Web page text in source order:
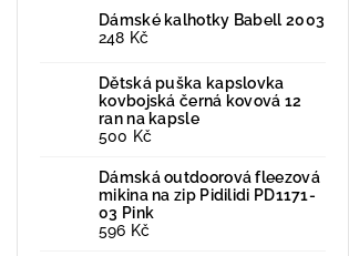
Dámské kalhotky Babell 2003
248 Kč
Dětská puška kapslovka
kovbojská černá kovová 12
ran na kapsle
500 Kč
Dámská outdoorová fleezová
mikina na zip Pidilidi PD1171-
03 Pink
596 Kč